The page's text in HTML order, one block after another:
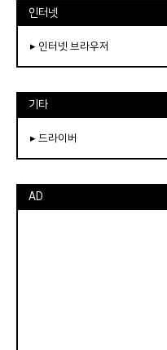
인터넷
▸ 인터넷 브라우저
기타
▸ 드라이버
AD